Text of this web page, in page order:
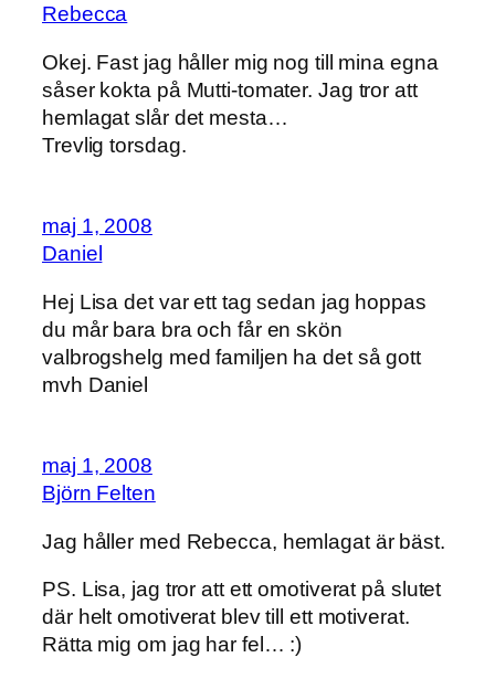
Rebecca
Okej. Fast jag håller mig nog till mina egna
såser kokta på Mutti-tomater. Jag tror att
hemlagat slår det mesta…
Trevlig torsdag.
maj 1, 2008
Daniel
Hej Lisa det var ett tag sedan jag hoppas
du mår bara bra och får en skön
valbrogshelg med familjen ha det så gott
mvh Daniel
maj 1, 2008
Björn Felten
Jag håller med Rebecca, hemlagat är bäst.
PS. Lisa, jag tror att ett omotiverat på slutet
där helt omotiverat blev till ett motiverat.
Rätta mig om jag har fel… :)